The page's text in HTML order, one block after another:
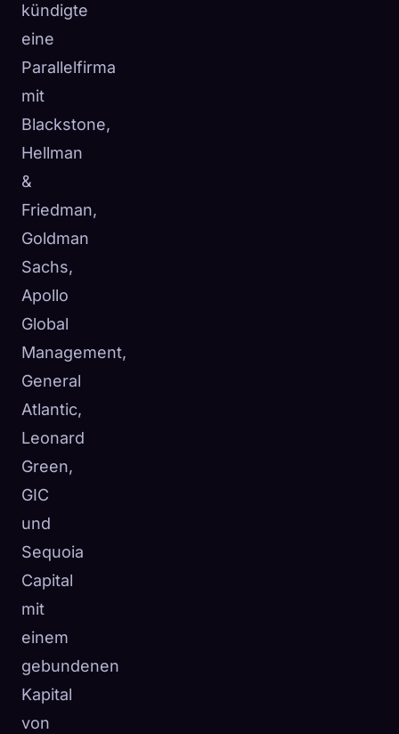
kündigte
eine
Parallelfirma
mit
Blackstone,
Hellman
&
Friedman,
Goldman
Sachs,
Apollo
Global
Management,
General
Atlantic,
Leonard
Green,
GIC
und
Sequoia
Capital
mit
einem
gebundenen
Kapital
von